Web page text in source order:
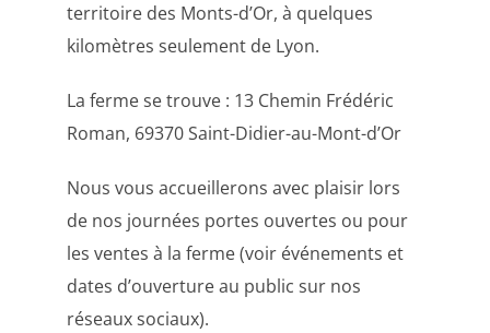
territoire des Monts-d’Or, à quelques
kilomètres seulement de Lyon.
La ferme se trouve : 13 Chemin Frédéric
Roman, 69370 Saint-Didier-au-Mont-d’Or
Nous vous accueillerons avec plaisir lors
de nos journées portes ouvertes ou pour
les ventes à la ferme (voir événements et
dates d’ouverture au public sur nos
réseaux sociaux).